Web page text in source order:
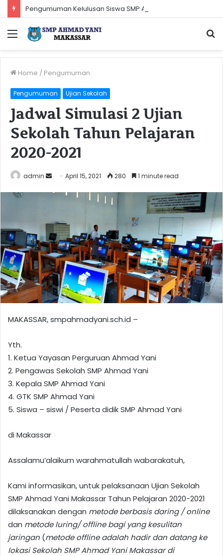
Menu
Home / Pengumuman
Pengumuman Ujian Sekolah
Jadwal Simulasi 2 Ujian
Sekolah Tahun Pelajaran
2020-2021
admin
SendApril 15, 2021 280 1 minute read
MAKASSAR, smpahmadyani.sch.id –
Yth.
1. Ketua Yayasan Perguruan Ahmad Yani
2. Pengawas Sekolah SMP Ahmad Yani
3. Kepala SMP Ahmad Yani
4. GTK SMP Ahmad Yani
5. Siswa – siswi / Peserta didik SMP Ahmad Yani
di Makassar
Assalamu’alaikum warahmatullah wabarakatuh,
Kami informasikan, untuk pelaksanaan Ujian Sekolah
SMP Ahmad Yani Makassar Tahun Pelajaran 2020-2021
dilaksanakan dengan metode berbasis daring / online
dan metode luring/ offline bagi yang kesulitan
jaringan (metode offline adalah hadir dan datang ke
lokasi Sekolah SMP Ahmad Yani Makassar di